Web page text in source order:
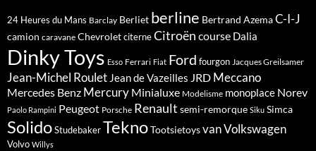
24 Heures du Mans Barclay Berliet berline Bertrand AzemaC-I-J
camion caravane ChevroletciterneCitroën course Dalia
Dinky Toys Esso Ferrari Fiat Ford fourgon Jacques Greilsamer
Jean-Michel Roulet Jean de Vazeilles JRD Meccano
Mercedes Benz Mercury Minialuxe Modelisme monoplace Norev
Paolo Rampini Peugeot Porsche Renault semi-remorque Siku Simca
SolidoStudebakerTeknoTootsietoysvanVolkswagen
Volvo Willys